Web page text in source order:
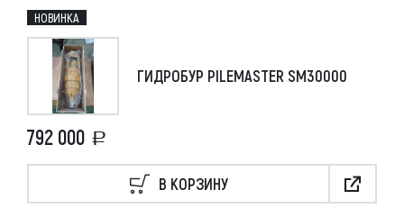
НОВИНКА
ГИДРОБУР PILEMASTER SM30000
792 000
В КОРЗИНУ